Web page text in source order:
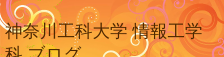
神奈川工科大学 情報工学